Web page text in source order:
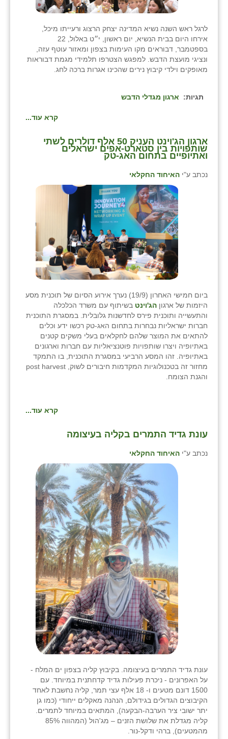
לרגל ראש השנה נשיא המדינה יצחק הרצוג ורעייתו מיכל,
אירחו היום בבית הנשיא, יום ראשון, י״ט באלול, 22
בספטמבר, דבוראים מקו העימות בצפון ומאזור עוטף עזה,
ונציגי מועצת הדבש. למפגש הצטרפו תלמידי מגמת דבוראות
מאופקים וילדי קיבוץ נירים שהכינו אגרות ברכה לחג.
תגיות: ארגון מגדלי הדבש
קרא עוד...
ארגון הג'וינט העניק 50 אלף דולרים לשתי
שותפויות בין סטארט-אפים ישראלים
ואתיופיים בתחום האג-טק
נכתב ע"י האיחוד החקלאי
ביום חמישי האחרון (19/9) נערך אירוע הסיום של תוכנית מסע
היזמות של ארגון הג'וינט בשיתוף עם משרד הכלכלה
והתעשייה ותוכנית פירס לחדשנות גלובלית. במסגרת התוכנית
חברות ישראליות נבחרות בתחום האג-טק רכשו ידע וכלים
להתאים את המוצר שלהם לחקלאים בעלי משקים קטנים
באתיופיה ויצרו שותפויות פוטנציאליות עם חברות וארגונים
באתיופיה. זהו המסע הרביעי במסגרת התוכנית, בו התמקד
מחזור זה בטכנולוגיות המקדמות חיבורים לשוק, post harvest
והגנת הצומח.
קרא עוד...
⁨עונת גדיד התמרים בקליה בעיצומה⁩
נכתב ע"י האיחוד החקלאי
עונת גדיד התמרים בעיצומה. בקיבוץ קליה בצפון ים המלח -
על האפרונים - ניכרת פעילות גדיד קדחתנית במיוחד. עם
1500 דונם מטעים ו- 18 אלף עצי תמר, קליה נחשבת לאחד
הקיבוצים הגדולים בגידולם, הנהנה מאקלים ייחודי (כמו גן
יתר ישובי ציר הערבה-הבקעה), המתאים במיוחד לתמרים.
קליה מגדלת את שלושת הזנים – מג'הול (המהווה 85%
מהמטעים), ברהי ודקל-נור.